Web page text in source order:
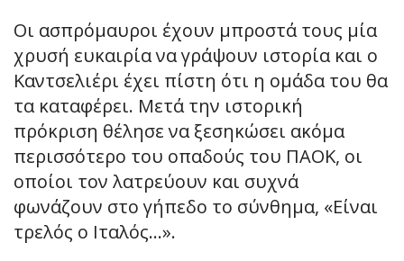
Οι ασπρόμαυροι έχουν μπροστά τους μία
χρυσή ευκαιρία να γράψουν ιστορία και ο
Καντσελιέρι έχει πίστη ότι η ομάδα του θα
τα καταφέρει. Μετά την ιστορική
πρόκριση θέλησε να ξεσηκώσει ακόμα
περισσότερο του οπαδούς του ΠΑΟΚ, οι
οποίοι τον λατρεύουν και συχνά
φωνάζουν στο γήπεδο το σύνθημα, «Είναι
τρελός ο Ιταλός…».